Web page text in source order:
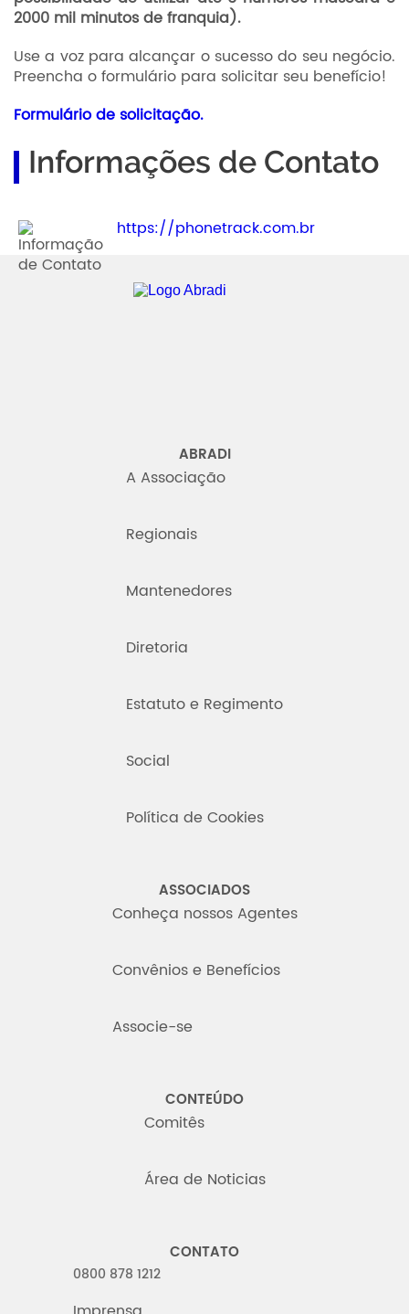
2000 mil minutos de franquia).
Use a voz para alcançar o sucesso do seu negócio.
Preencha o formulário para solicitar seu benefício!
Formulário de solicitação.
Informações de Contato
https://phonetrack.com.br
Abradi
ABRADI
A Associação
Regionais
Mantenedores
Diretoria
Estatuto e Regimento
Social
Política de Cookies
ASSOCIADOS
Conheça nossos Agentes
Convênios e Benefícios
Associe-se
CONTEÚDO
Comitês
Área de Noticias
CONTATO
0800 878 1212